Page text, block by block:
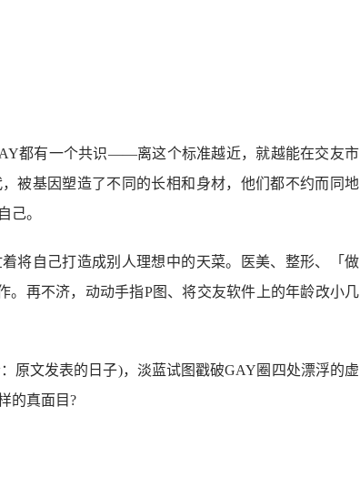
都有一个共识——离这个标准越近，就越能在交友市
被基因塑造了不同的长相和身材，他们都不约而同地
己。
将自己打造成别人理想中的天菜。医美、整形、「做
。再不济，动动手指P图、将交友软件上的年龄改小几
原文发表的日子)，淡蓝试图戳破GAY圈四处漂浮的虚
的真面目?